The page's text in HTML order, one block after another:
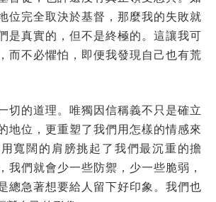
位完全取決於基督，那麼我的失敗就
是真實的，但不是終極的。這讓我可
而不必懼怕，即便我發現自己也有荒
切的道理。唯獨因信稱義不只是確立
地位，更重塑了我們用怎樣的情感來
寬闊的肩膀挑起了我們最沉重的擔
我們就會少一些防禦，少一些脆弱，
總急著想要給人留下好印象。我們也